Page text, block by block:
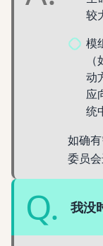
较
模
动
应
统
如确
委员
Q. 我没